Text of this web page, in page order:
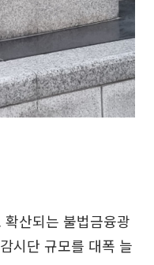
산되는 불법금융광
시단 규모를 대폭 늘